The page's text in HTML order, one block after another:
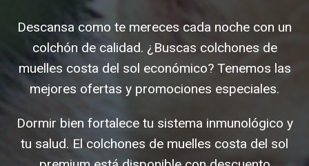
Descansa como te mereces cada noche con un
colchón de calidad. ¿Buscas colchones de
muelles costa del sol económico? Tenemos las
mejores ofertas y promociones especiales.
Dormir bien fortalece tu sistema inmunológico y
tu salud. El colchones de muelles costa del sol